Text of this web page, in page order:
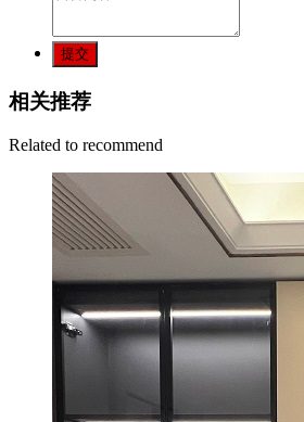
提交
相关推荐
Related to recommend